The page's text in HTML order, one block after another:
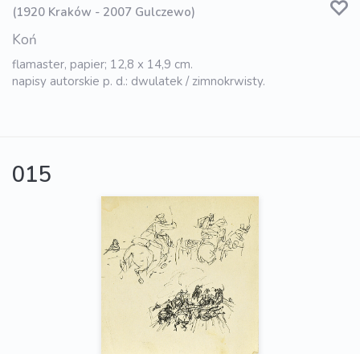
(1920 Kraków - 2007 Gulczewo)
Koń
flamaster, papier; 12,8 x 14,9 cm.
napisy autorskie p. d.: dwulatek / zimnokrwisty.
015